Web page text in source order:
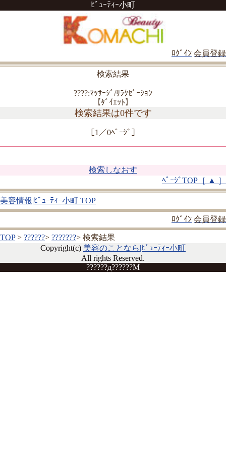
ﾋﾞｭｰﾃｨｰ小町
ﾛｸﾞｲﾝ 会員登録
検索結果
????:ﾏｯｻｰｼﾞ/ﾘﾗｸｾﾞｰｼｮﾝ
【ﾀﾞｲｴｯﾄ】
検索結果は0件です
［1／0ﾍﾟｰｼﾞ］
検索しなおす
ﾍﾟｰｼﾞTOP［ ▲ ］
美容情報|ﾋﾞｭｰﾃｨｰ小町 TOP
ﾛｸﾞｲﾝ 会員登録
TOP> ??????> ???????> 検索結果
Copyright(c) 美容のことなら|ﾋﾞｭｰﾃｨｰ小町
All rights Reserved.
??????д??????M